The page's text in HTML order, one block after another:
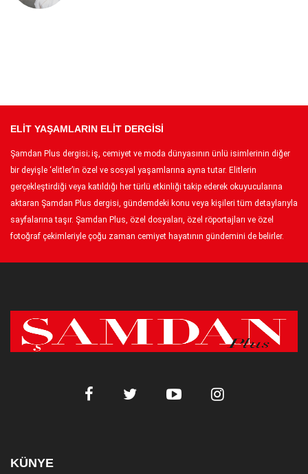
ELİT YAŞAMLARIN ELİT DERGİSİ
Şamdan Plus dergisi; iş, cemiyet ve moda dünyasının ünlü isimlerinin diğer
bir deyişle ‘elitler’in özel ve sosyal yaşamlarına ayna tutar. Elitlerin
gerçekleştirdiği veya katıldığı her türlü etkinliği takip ederek okuyucularına
aktaran Şamdan Plus dergisi, gündemdeki konu veya kişileri tüm detaylarıyla
sayfalarına taşır. Şamdan Plus, özel dosyaları, özel röportajları ve özel
fotoğraf çekimleriyle çoğu zaman cemiyet hayatının gündemini de belirler.
KÜNYE